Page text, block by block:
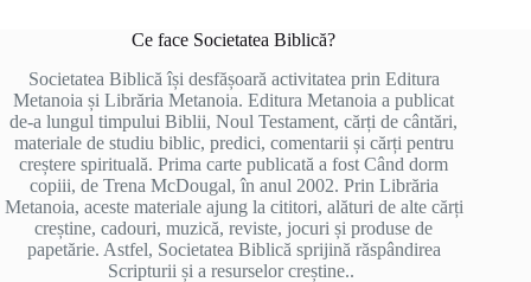
Ce face Societatea Biblică?
Societatea Biblică își desfășoară activitatea prin Editura
Metanoia și Librăria Metanoia. Editura Metanoia a publicat
de-a lungul timpului Biblii, Noul Testament, cărți de cântări,
materiale de studiu biblic, predici, comentarii și cărți pentru
creștere spirituală. Prima carte publicată a fost Când dorm
copiii, de Trena McDougal, în anul 2002. Prin Librăria
Metanoia, aceste materiale ajung la cititori, alături de alte cărți
creștine, cadouri, muzică, reviste, jocuri și produse de
papetărie. Astfel, Societatea Biblică sprijină răspândirea
Scripturii și a resurselor creștine..